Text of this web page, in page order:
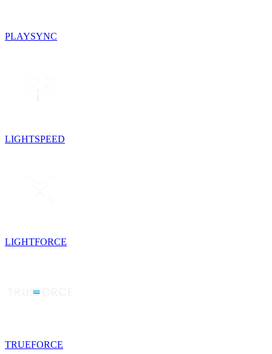
PLAYSYNC
LIGHTSPEED
LIGHTFORCE
TRUEFORCE